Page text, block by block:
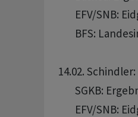
EFV/SNB:
BFS:
14.02.
SGKB:
EFV/SNB: